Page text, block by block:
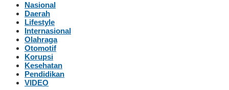
Nasional
Daerah
Lifestyle
Internasional
Olahraga
Otomotif
Korupsi
Kesehatan
Pendidikan
VIDEO